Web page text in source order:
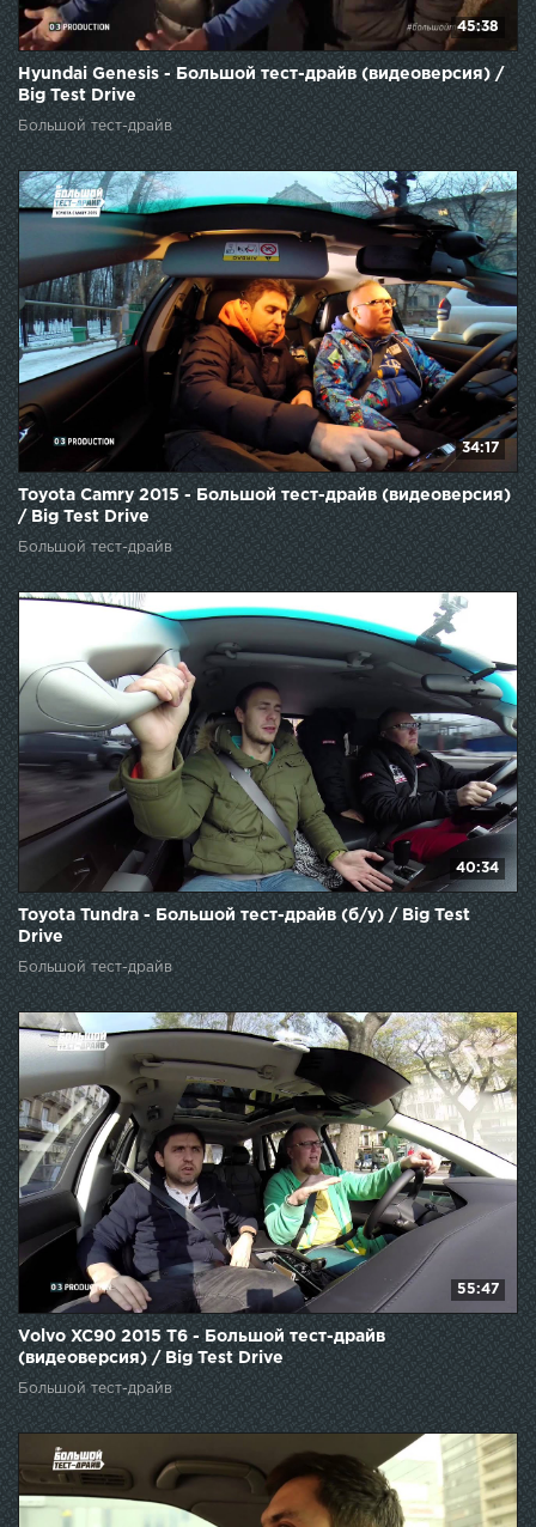
45:38
Hyundai Genesis - Большой тест-драйв (видеоверсия) /
Big Test Drive
Большой тест-драйв
34:17
Toyota Camry 2015 - Большой тест-драйв (видеоверсия)
/ Big Test Drive
Большой тест-драйв
40:34
Toyota Tundra - Большой тест-драйв (б/у) / Big Test
Drive
Большой тест-драйв
55:47
Volvo XC90 2015 T6 - Большой тест-драйв
(видеоверсия) / Big Test Drive
Большой тест-драйв